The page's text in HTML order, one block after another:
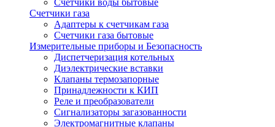
Счетчики воды бытовые
Счетчики газа
Адаптеры к счетчикам газа
Счетчики газа бытовые
Измерительные приборы и Безопасность
Диспетчеризация котельных
Диэлектрические вставки
Клапаны термозапорные
Принадлежности к КИП
Реле и преобразователи
Сигнализаторы загазованности
Электромагнитные клапаны